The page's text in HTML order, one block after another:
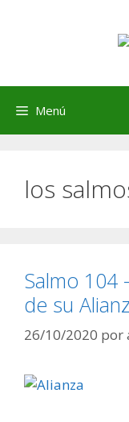
Menú
los
Salmo 104
de su
26/10/2020 por